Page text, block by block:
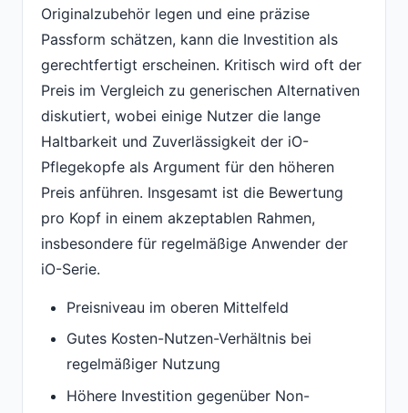
Originalzubehör legen und eine präzise
Passform schätzen, kann die Investition als
gerechtfertigt erscheinen. Kritisch wird oft der
Preis im Vergleich zu generischen Alternativen
diskutiert, wobei einige Nutzer die lange
Haltbarkeit und Zuverlässigkeit der iO-
Pflegekopfe als Argument für den höheren
Preis anführen. Insgesamt ist die Bewertung
pro Kopf in einem akzeptablen Rahmen,
insbesondere für regelmäßige Anwender der
iO-Serie.
Preisniveau im oberen Mittelfeld
Gutes Kosten-Nutzen-Verhältnis bei
regelmäßiger Nutzung
Höhere Investition gegenüber Non-